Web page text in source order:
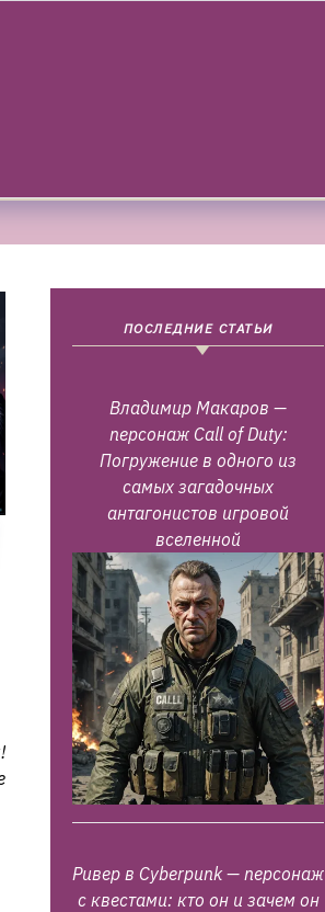
ПОСЛЕДНИЕ СТАТЬИ
Владимир Макаров —
персонаж Call of Duty:
Погружение в одного из
самых загадочных
антагонистов игровой
вселенной
Ривер в Cyberpunk — персонаж
с квестами: кто он и зачем он